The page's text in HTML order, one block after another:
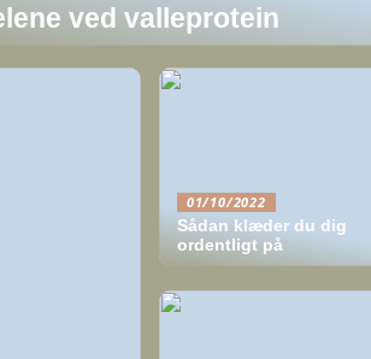
ved valleprotein
01/10/2022
Sådan klæder du dig
ordentligt på